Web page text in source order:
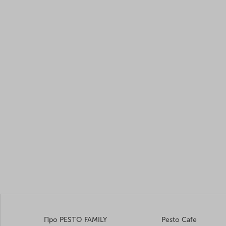
Про PESTO FAMILY Pesto Cafe